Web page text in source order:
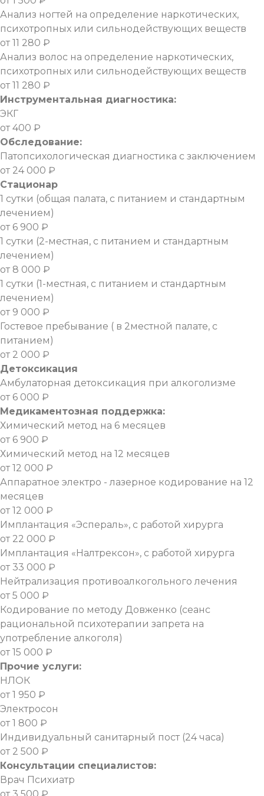
Анализ ногтей на определение наркотических,
психотропных или сильнодействующих веществ
от 11 280 ₽
Анализ волос на определение наркотических,
психотропных или сильнодействующих веществ
от 11 280 ₽
Инструментальная диагностика:
ЭКГ
от 400 ₽
Обследование:
Патопсихологическая диагностика с заключением
от 24 000 ₽
Стационар
1 сутки (общая палата, с питанием и стандартным
лечением)
от 6 900 ₽
1 сутки (2-местная, с питанием и стандартным
лечением)
от 8 000 ₽
1 сутки (1-местная, с питанием и стандартным
лечением)
от 9 000 ₽
Гостевое пребывание ( в 2местной палате, с
питанием)
от 2 000 ₽
Детоксикация
Амбулаторная детоксикация при алкоголизме
от 6 000 ₽
Медикаментозная поддержка:
Химический метод на 6 месяцев
от 6 900 ₽
Химический метод на 12 месяцев
от 12 000 ₽
Аппаратное электро - лазерное кодирование на 12
месяцев
от 12 000 ₽
Имплантация «Эспераль», с работой хирурга
от 22 000 ₽
Имплантация «Налтрексон», с работой хирурга
от 33 000 ₽
Нейтрализация противоалкогольного лечения
от 5 000 ₽
Кодирование по методу Довженко (сеанс
рациональной психотерапии запрета на
употребление алкоголя)
от 15 000 ₽
Прочие услуги:
НЛОК
от 1 950 ₽
Электросон
от 1 800 ₽
Индивидуальный санитарный пост (24 часа)
от 2 500 ₽
Консультации специалистов:
Врач Психиатр